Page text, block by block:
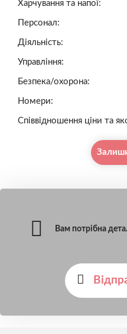
Харчування та напої:
Персонал:
Діяльність:
Управління:
Безпека/охорона:
Номери:
Співвідношення ціни та
Вам потрібна